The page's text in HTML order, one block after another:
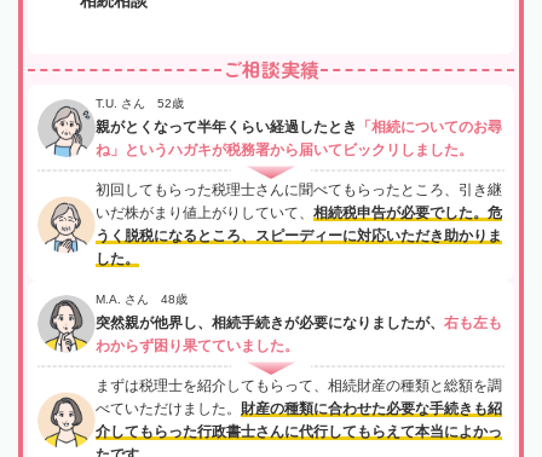
ご相談実績
T.U. さん 52歳
親がとくなって半年くらい経過したとき
「相続についてのお尋
ね」というハガキが税務署から届いてビックリしました。
初回してもらった税理士さんに聞べてもらったところ、引き継
いだ株がまり値上がりしていて、 相続税申告が必要でした。危
うく脱税になるところ、スピーディーに対応いただき助かりま
した。
M.A. さん 48歳
突然親が他界し、相続手続きが必要になりましたが、 右も左も
わからず困り果てていました。
まずは税理士を紹介してもらって、相続財産の種類と総額を調
べていただけました。 財産の種類に合わせた必要な手続きも紹
介してもらった行政書士さんに代行してもらえて本当によかっ